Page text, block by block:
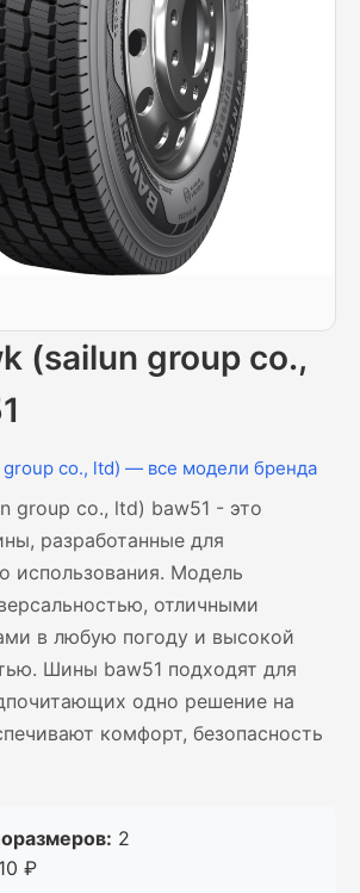
(sailun group co.,
group co., ltd) — все модели бренда
group co., ltd) baw51 - это
разработанные для
использования. Модель
отличными
в любую погоду и высокой
Шины baw51 подходят для
одно решение на
комфорт, безопасность
2
₽